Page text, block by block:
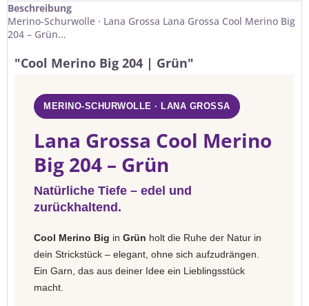
Beschreibung
Merino-Schurwolle · Lana Grossa Lana Grossa Cool Merino Big
204 – Grün...
"Cool Merino Big 204 | Grün"
MERINO-SCHURWOLLE · LANA GROSSA
Lana Grossa Cool Merino
Big 204 – Grün
Natürliche Tiefe – edel und
zurückhaltend.
Cool Merino Big in Grün holt die Ruhe der Natur in
dein Strickstück – elegant, ohne sich aufzudrängen.
Ein Garn, das aus deiner Idee ein Lieblingsstück
macht.